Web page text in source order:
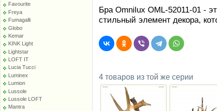
Favourite
Freya
Fumagalli
Globo
Kemar
KINK Light
Lightstar
LOFT IT
Lucia Tucci
Luminex
Lumion
Lussole
Lussole LOFT
Mantra
Бра Omnilux OML-52011-01 -
стильный элемент декора,
4 товаров из той же серии